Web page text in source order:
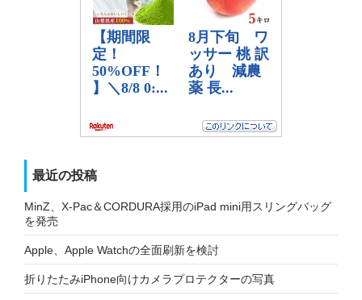
最近の投稿
MinZ、X-Pac＆CORDURA採用のiPad mini用スリングバッグ
を発売
Apple、Apple Watchの全面刷新を検討
折りたたみiPhone向けカメラプロテクターの写真